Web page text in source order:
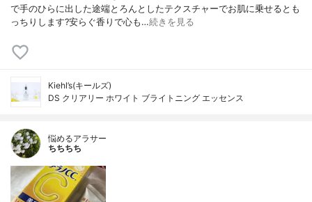
で手のひらに出した途端とろんとしたテクスチャーでお肌に乗せるとも
っちりします?安らぐ香りで心も…続きを見る
Kiehl’s(キールズ)
DS クリアリー ホワイト ブライトニング エッセンス
悩めるアラサー
ちちちち